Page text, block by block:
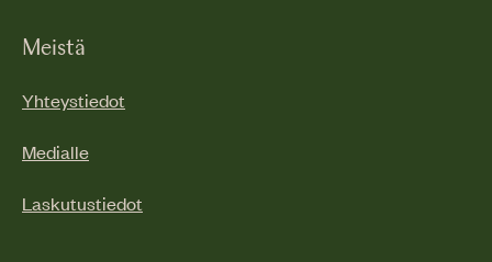
Meistä
Yhteystiedot
Medialle
Laskutustiedot